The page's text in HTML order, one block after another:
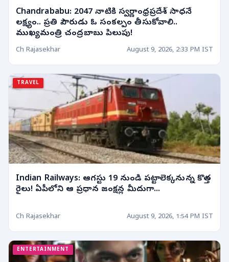
Chandrababu: 2047 నాటికి స్వర్ణాంధ్రప్రదేశ్ సాధనే
లక్ష్యం.. ప్రతి పౌరుడు ఓ సంకల్పం తీసుకోవాలి..
ముఖ్యమంత్రి చంద్రబాబు పిలుపు!
Ch Rajasekhar August 9, 2026, 2:33 PM IST
TRAVEL
Indian Railways: ఆగస్టు 19 నుండి పట్టాలెక్కనున్న కొత్త
రైలు! ఏపీలోని ఆ ప్రధాన జంక్షన్ల మీదుగా...
Ch Rajasekhar August 9, 2026, 1:54 PM IST
ENTERTAINMENT